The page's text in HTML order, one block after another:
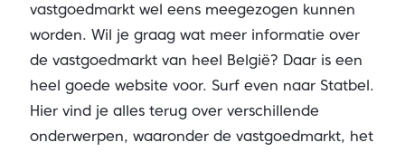
vastgoedmarkt wel eens meegezogen kunnen
worden. Wil je graag wat meer informatie over
de vastgoedmarkt van heel België? Daar is een
heel goede website voor. Surf even naar Statbel.
Hier vind je alles terug over verschillende
onderwerpen, waaronder de vastgoedmarkt, het